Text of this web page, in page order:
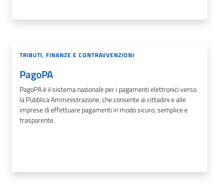
TRIBUTI, FINANZE E CONTRAVVENZIONI
PagoPA
PagoPA è il sistema nazionale per i pagamenti elettronici verso
la Pubblica Amministrazione, che consente ai cittadini e alle
imprese di effettuare pagamenti in modo sicuro, semplice e
trasparente.